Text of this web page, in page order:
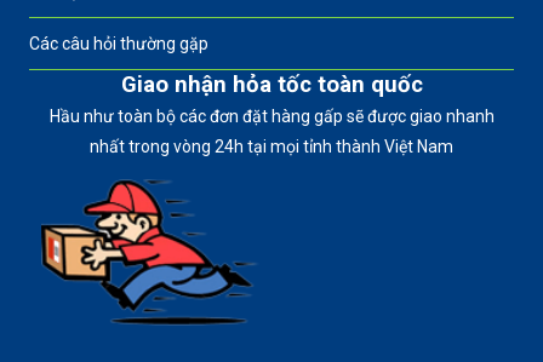
Các câu hỏi thường gặp
Giao nhận hỏa tốc toàn quốc
Hầu như toàn bộ các đơn đặt hàng gấp sẽ được giao nhanh
nhất trong vòng 24h tại mọi tỉnh thành Việt Nam